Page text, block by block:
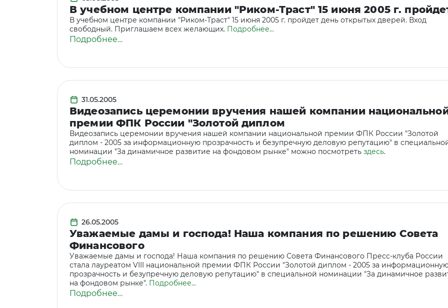
В учебном центре компании "Риком-Траст" 15 июня 2005 г.
В учебном центре компании "Риком-Траст" 15 июня 2005 г. пройдет день открытых дверей. Вход
свободный. Приглашаем всех желающих. Подробнее...
Подробнее…
31.05.2005
Видеозапись церемонии вручения нашей компании
премии ФПК России "Золотой диплом
Видеозапись церемонии вручения нашей компании национальной премии ФПК России "Золотой
диплом - 2005 за информационную прозрачность и безупречную деловую репутацию" в
номинации "За динамичное развитие на фондовом рынке" можно посмотреть здесь.
Подробнее…
26.05.2005
Уважаемые дамы и господа! Наша компания по решению Совета
Финансового
Уважаемые дамы и господа! Наша компания по решению Совета Финансового Пресс-клуба России
стала лауреатом VIII национальной премии ФПК России "Золотой диплом - 2005 за
прозрачность и безупречную деловую репутацию" в специальной номинации "За динамичное
на фондовом рынке". Подробнее...
Подробнее…